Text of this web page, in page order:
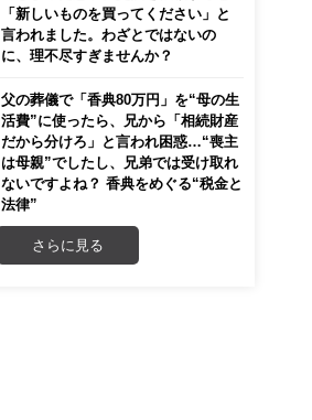
「新しいものを買ってください」と
言われました。わざとではないの
に、理不尽すぎませんか？
父の葬儀で「香典80万円」を“母の生
活費”に使ったら、兄から「相続財産
だから分けろ」と言われ困惑…“喪主
は母親”でしたし、兄弟では受け取れ
ないですよね？ 香典をめぐる“税金と
法律”
さらに見る